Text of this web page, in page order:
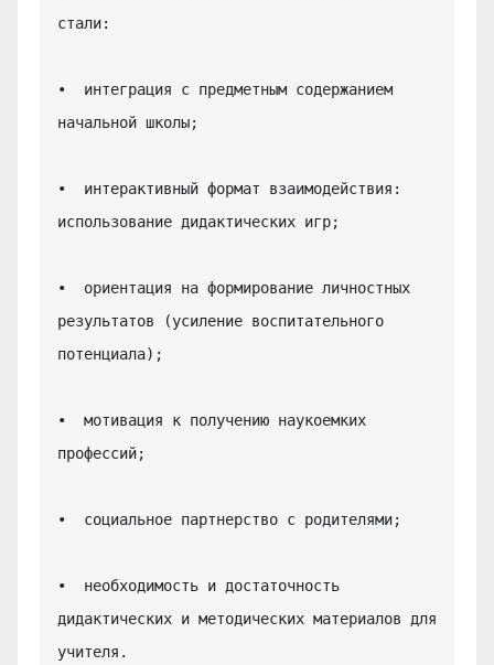
стали:
•  интеграция с предметным содержанием
начальной школы;
•  интерактивный формат взаимодействия:
использование дидактических игр;
•  ориентация на формирование личностных
результатов (усиление воспитательного
потенциала);
•  мотивация к получению наукоемких
профессий;
•  социальное партнерство с родителями;
•  необходимость и достаточность
дидактических и методических материалов для
учителя.